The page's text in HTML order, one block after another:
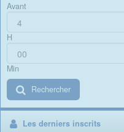
Avant
H
Min
Rechercher
Les derniers inscrits